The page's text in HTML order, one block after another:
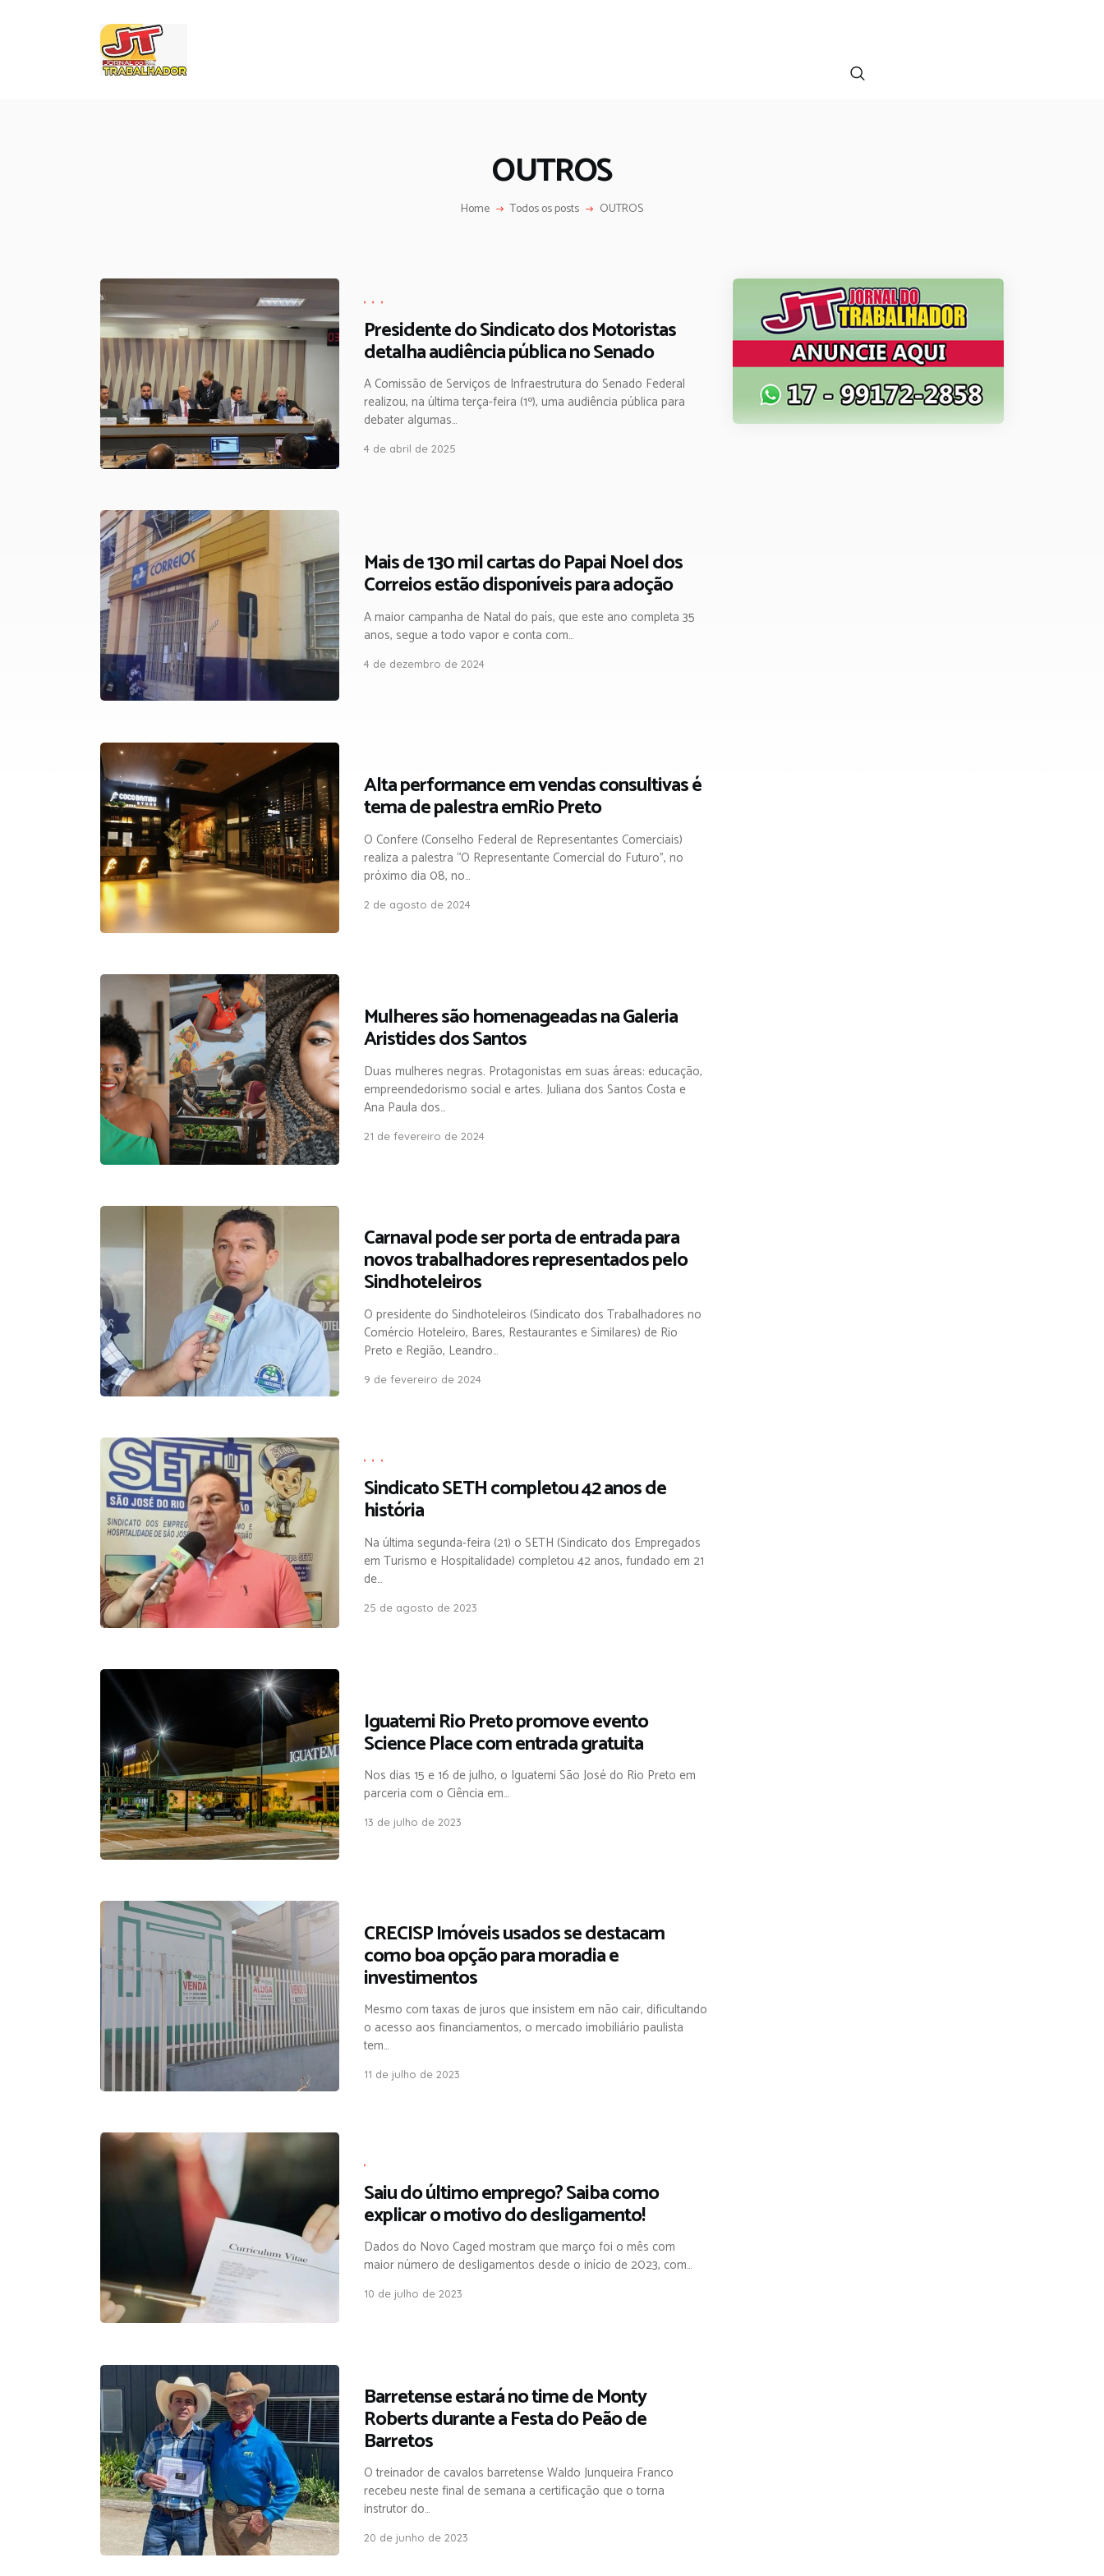
OUTROS
Home Todos os posts OUTROS
Presidente do Sindicato dos Motoristas
detalha audiência pública no Senado
A Comissão de Serviços de Infraestrutura do Senado Federal
realizou, na última terça-feira (1º), uma audiência pública para
debater algumas…
4 de abril de 2025
Mais de 130 mil cartas do Papai Noel dos
Correios estão disponíveis para adoção
A maior campanha de Natal do país, que este ano completa 35
anos, segue a todo vapor e conta com…
4 de dezembro de 2024
Alta performance em vendas consultivas é
tema de palestra emRio Preto
O Confere (Conselho Federal de Representantes Comerciais)
realiza a palestra “O Representante Comercial do Futuro”, no
próximo dia 08, no…
2 de agosto de 2024
Mulheres são homenageadas na Galeria
Aristides dos Santos
Duas mulheres negras. Protagonistas em suas áreas: educação,
empreendedorismo social e artes. Juliana dos Santos Costa e
Ana Paula dos…
21 de fevereiro de 2024
Carnaval pode ser porta de entrada para
novos trabalhadores representados pelo
Sindhoteleiros
O presidente do Sindhoteleiros (Sindicato dos Trabalhadores no
Comércio Hoteleiro, Bares, Restaurantes e Similares) de Rio
Preto e Região, Leandro…
9 de fevereiro de 2024
,, ,
Sindicato SETH completou 42 anos de
história
Na última segunda-feira (21) o SETH (Sindicato dos Empregados
em Turismo e Hospitalidade) completou 42 anos, fundado em 21
de…
25 de agosto de 2023
Iguatemi Rio Preto promove evento
Science Place com entrada gratuita
Nos dias 15 e 16 de julho, o Iguatemi São José do Rio Preto em
parceria com o Ciência em…
13 de julho de 2023
CRECISP Imóveis usados se destacam
como boa opção para moradia e
investimentos
Mesmo com taxas de juros que insistem em não cair, dificultando
o acesso aos financiamentos, o mercado imobiliário paulista
tem…
11 de julho de 2023
Saiu do último emprego? Saiba como
explicar o motivo do desligamento!
Dados do Novo Caged mostram que março foi o mês com
maior número de desligamentos desde o início de 2023, com…
10 de julho de 2023
Barretense estará no time de Monty
Roberts durante a Festa do Peão de
Barretos
O treinador de cavalos barretense Waldo Junqueira Franco
recebeu neste final de semana a certificação que o torna
instrutor do…
20 de junho de 2023